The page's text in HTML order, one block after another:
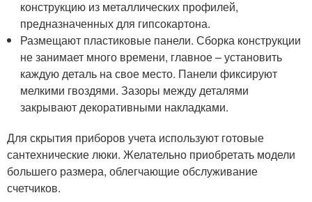
конструкцию из металлических профилей,
предназначенных для гипсокартона.
Размещают пластиковые панели. Сборка конструкции
не занимает много времени, главное – установить
каждую деталь на свое место. Панели фиксируют
мелкими гвоздями. Зазоры между деталями
закрывают декоративными накладками.
Для скрытия приборов учета используют готовые
сантехнические люки. Желательно приобретать модели
большего размера, облегчающие обслуживание
счетчиков.